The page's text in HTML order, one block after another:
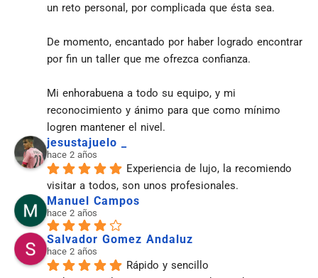
un reto personal, por complicada que ésta sea.
De momento, encantado por haber logrado encontrar
por fin un taller que me ofrezca confianza.
Mi enhorabuena a todo su equipo, y mi
reconocimiento y ánimo para que como mínimo
logren mantener el nivel.
jesustajuelo _
hace 2 años
Experiencia de lujo, la recomiendo
visitar a todos, son unos profesionales.
Manuel Campos
hace 2 años
Salvador Gomez Andaluz
hace 2 años
Rápido y sencillo